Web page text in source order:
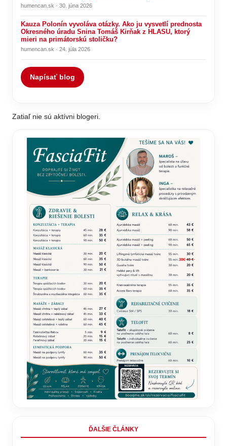
humencan.sk · 30. júna 2026
Kauza Polonín vyvoláva otázky. Ako ju vysvetlí prednosta
Okresného úradu Snina Tomáš Kirňak z HLASU, ktorý
mieri na primátorskú stoličku?
humencan.sk · 24. júla 2026
Napísať blog
Zatiaľ nie sú aktívni blogeri.
ĎALŠIE ČLÁNKY